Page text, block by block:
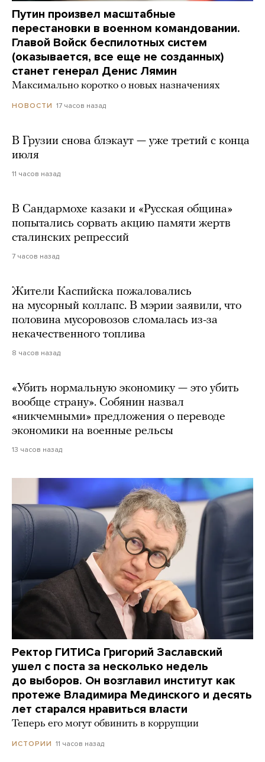
Путин произвел масштабные
перестановки в военном командовании.
Главой Войск беспилотных систем
(оказывается, все еще не созданных)
станет генерал Денис Лямин
Максимально коротко о новых назначениях
НОВОСТИ 17 часов назад
В Грузии снова блэкаут — уже третий с конца
июля
11 часов назад
В Сандармохе казаки и «Русская община»
попытались сорвать акцию памяти жертв
сталинских репрессий
7 часов назад
Жители Каспийска пожаловались
на мусорный коллапс. В мэрии заявили, что
половина мусоровозов сломалась из-за
некачественного топлива
8 часов назад
«Убить нормальную экономику — это убить
вообще страну». Собянин назвал
«никчемными» предложения о переводе
экономики на военные рельсы
13 часов назад
Ректор ГИТИСа Григорий Заславский
ушел с поста за несколько недель
до выборов. Он возглавил институт как
протеже Владимира Мединского и десять
лет старался нравиться власти
Теперь его могут обвинить в коррупции
ИСТОРИИ 11 часов назад